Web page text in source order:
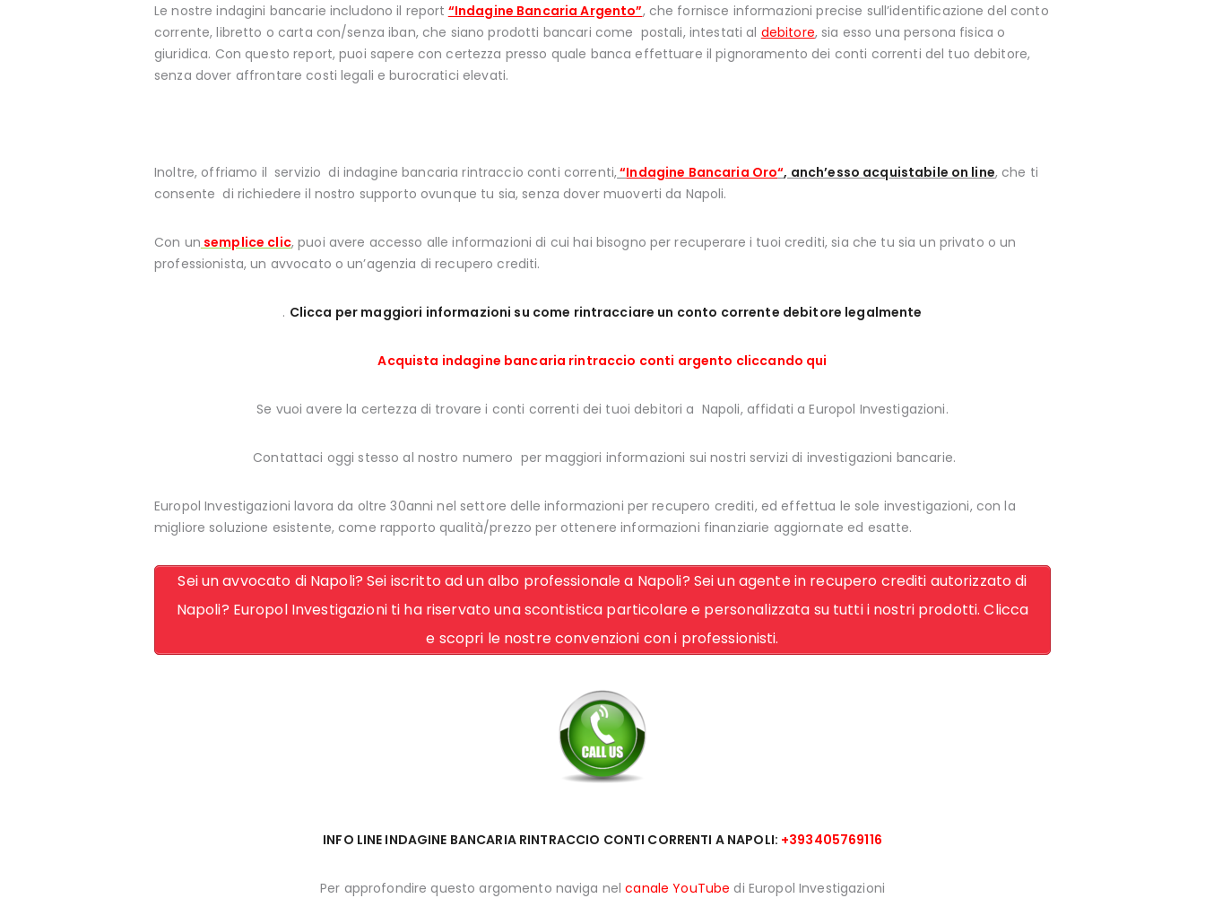
Le nostre indagini bancarie includono il report “Indagine Bancaria Argento”, che fornisce informazioni precise sull’identificazione del conto
corrente, libretto o carta con/senza iban, che siano prodotti bancari come postali, intestati al debitore, sia esso una persona fisica o
giuridica. Con questo report, puoi sapere con certezza presso quale banca effettuare il pignoramento dei conti correnti del tuo debitore,
senza dover affrontare costi legali e burocratici elevati.
Inoltre, offriamo il servizio di indagine bancaria rintraccio conti correnti,“Indagine Bancaria Oro“, anch’esso acquistabile on line, che ti
consente di richiedere il nostro supporto ovunque tu sia, senza dover muoverti da Napoli.
Con un semplice clic, puoi avere accesso alle informazioni di cui hai bisogno per recuperare i tuoi crediti, sia che tu sia un privato o un
professionista, un avvocato o un’agenzia di recupero crediti.
. Clicca per maggiori informazioni su come rintracciare un conto corrente debitore legalmente
Acquista indagine bancaria rintraccio conti argento cliccando qui
Se vuoi avere la certezza di trovare i conti correnti dei tuoi debitori a Napoli, affidati a Europol Investigazioni.
Contattaci oggi stesso al nostro numero per maggiori informazioni sui nostri servizi di investigazioni bancarie.
Europol Investigazioni lavora da oltre 30anni nel settore delle informazioni per recupero crediti, ed effettua le sole investigazioni, con la
migliore soluzione esistente, come rapporto qualità/prezzo per ottenere informazioni finanziarie aggiornate ed esatte.
Sei un avvocato di Napoli? Sei iscritto ad un albo professionale a Napoli? Sei un agente in recupero crediti autorizzato di
Napoli? Europol Investigazioni ti ha riservato una scontistica particolare e personalizzata su tutti i nostri prodotti. Clicca
e scopri le nostre convenzioni con i professionisti.
INFO LINE INDAGINE BANCARIA RINTRACCIO CONTI CORRENTI A NAPOLI: +393405769116
Per approfondire questo argomento naviga nelcanale YouTube di Europol Investigazioni